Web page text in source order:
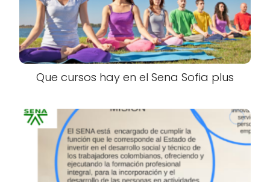
Que cursos hay en el Sena Sofia plus